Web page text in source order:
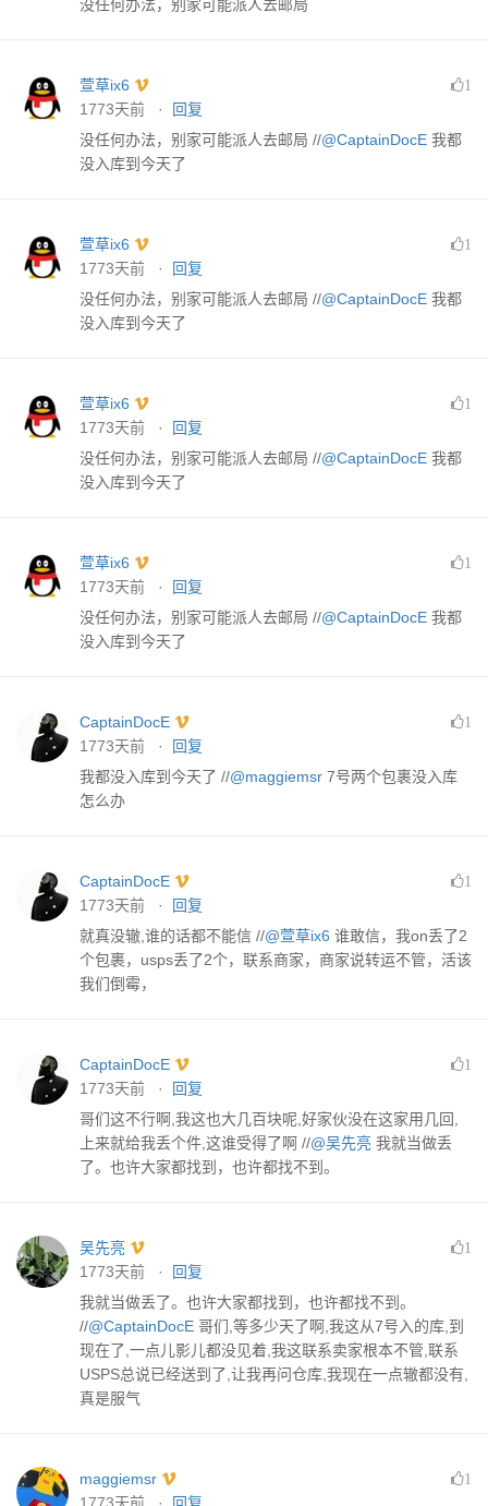
没任何办法，别家可能派人去邮局
1
萱草ix6
1773天前 ·
回复
没任何办法，别家可能派人去邮局 //@CaptainDocE 我都
没入库到今天了
1
萱草ix6
1773天前 ·
回复
没任何办法，别家可能派人去邮局 //@CaptainDocE 我都
没入库到今天了
1
萱草ix6
1773天前 ·
回复
没任何办法，别家可能派人去邮局 //@CaptainDocE 我都
没入库到今天了
1
萱草ix6
1773天前 ·
回复
没任何办法，别家可能派人去邮局 //@CaptainDocE 我都
没入库到今天了
1
CaptainDocE
1773天前 ·
回复
我都没入库到今天了 //@maggiemsr 7号两个包裹没入库
怎么办
1
CaptainDocE
1773天前 ·
回复
就真没辙,谁的话都不能信 //@萱草ix6 谁敢信，我on丢了2
个包裹，usps丢了2个，联系商家，商家说转运不管，活该
我们倒霉，
1
CaptainDocE
1773天前 ·
回复
哥们这不行啊,我这也大几百块呢,好家伙没在这家用几回,
上来就给我丢个件,这谁受得了啊 //@吴先亮 我就当做丢
了。也许大家都找到，也许都找不到。
1
吴先亮
1773天前 ·
回复
我就当做丢了。也许大家都找到，也许都找不到。
//@CaptainDocE 哥们,等多少天了啊,我这从7号入的库,到
现在了,一点儿影儿都没见着,我这联系卖家根本不管,联系
USPS总说已经送到了,让我再问仓库,我现在一点辙都没有,
真是服气
1
maggiemsr